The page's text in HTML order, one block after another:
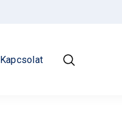
Kapcsolat